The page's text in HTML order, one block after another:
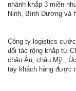
nhánh khắp 3 miền
Ninh, Bình Dương và
Công ty logistics
đối tác rộng khắp từ
châu Âu, châu Mỹ ,
tay khách hàng được